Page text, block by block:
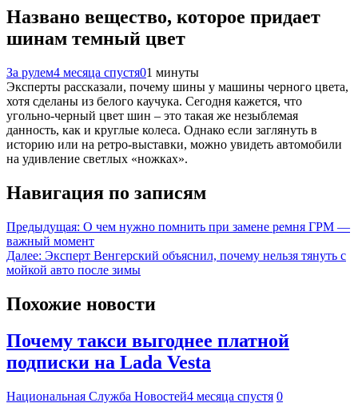
Названо вещество, которое придает
шинам темный цвет
За рулем4 месяца спустя01 минуты
Эксперты рассказали, почему шины у машины черного цвета,
хотя сделаны из белого каучука. Сегодня кажется, что
угольно-черный цвет шин – это такая же незыблемая
данность, как и круглые колеса. Однако если заглянуть в
историю или на ретро-выставки, можно увидеть автомобили
на удивление светлых «ножках».
Навигация по записям
Предыдущая: О чем нужно помнить при замене ремня ГРМ —
важный момент
Далее: Эксперт Венгерский объяснил, почему нельзя тянуть с
мойкой авто после зимы
Похожие новости
Почему такси выгоднее платной
подписки на Lada Vesta
Национальная Служба Новостей4 месяца спустя 0